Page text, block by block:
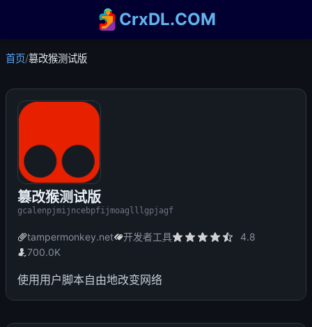
CrxDL.COM
首页/篡改猴测试版
篡改猴测试版
gcalenpjmijncebpfijmoaglllgpjagf
tampermonkey.net 开发者工具
4.8
700.0K
使用用户脚本自由地改变网络